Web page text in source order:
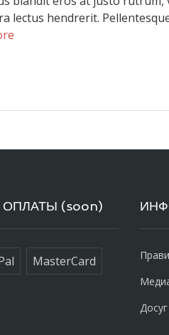
lectus hendrerit.
(soon)
MasterCard
Досуг